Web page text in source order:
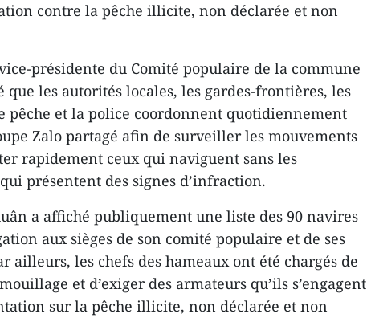
contre la pêche illicite, non déclarée et non
présidente du Comité populaire de la commune
que les autorités locales, les gardes-frontières, les
pêche et la police coordonnent quotidiennement
Zalo partagé afin de surveiller les mouvements
rapidement ceux qui naviguent sans les
présentent des signes d’infraction.
a affiché publiquement une liste des 90 navires
aux sièges de son comité populaire et de ses
ailleurs, les chefs des hameaux ont été chargés de
et d’exiger des armateurs qu’ils s’engagent
sur la pêche illicite, non déclarée et non